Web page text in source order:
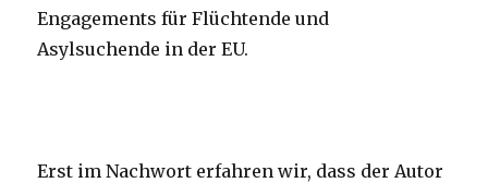
Engagements für Flüchtende und
Asylsuchende in der EU.
Erst im Nachwort erfahren wir, dass der Autor